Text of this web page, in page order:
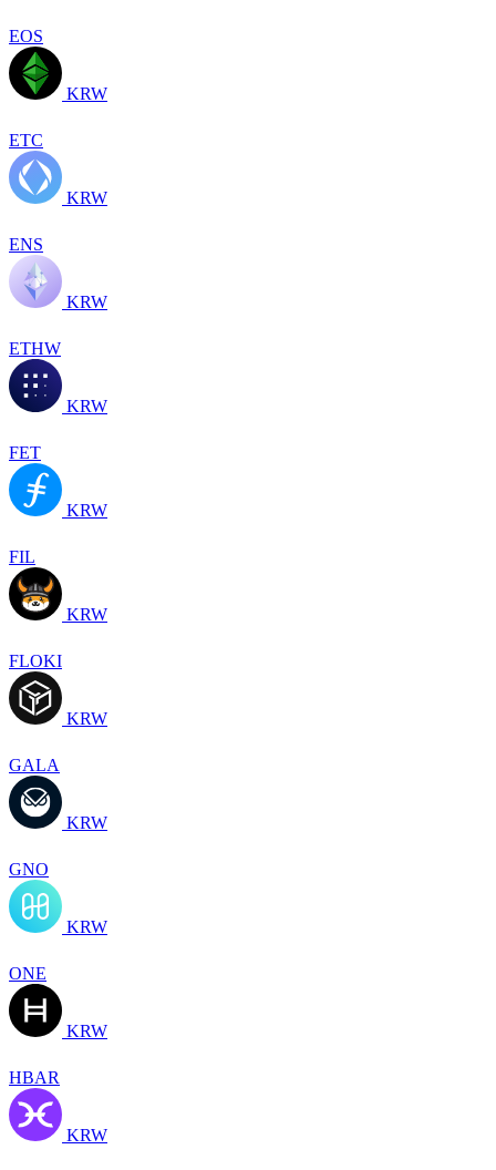
EOS
KRW
ETC
KRW
ENS
KRW
ETHW
KRW
FET
KRW
FIL
KRW
FLOKI
KRW
GALA
KRW
GNO
KRW
ONE
KRW
HBAR
KRW